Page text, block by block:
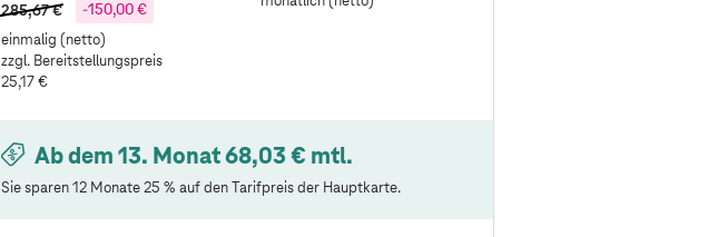
285,67 €
-150,00 €
einmalig (netto)
zzgl. Bereitstellungspreis
25,17 €
Ab dem 13. Monat 68,03 € mtl.
Sie sparen 12 Monate 25 % auf den Tarifpreis der Hauptkarte.